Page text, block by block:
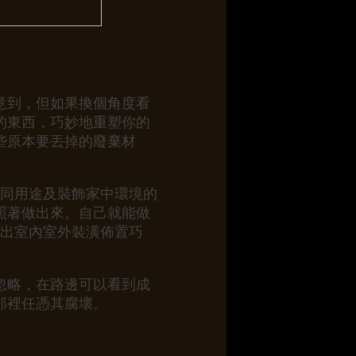
到，但如果換個角度看
東西，巧妙地重塑你的
原本要丟掉的廢棄材
用途及裝飾家中環境的
著做出來。自己就能做
室內室外裝潢佈置巧
略，在路邊可以看到成
任憑其腐壞。